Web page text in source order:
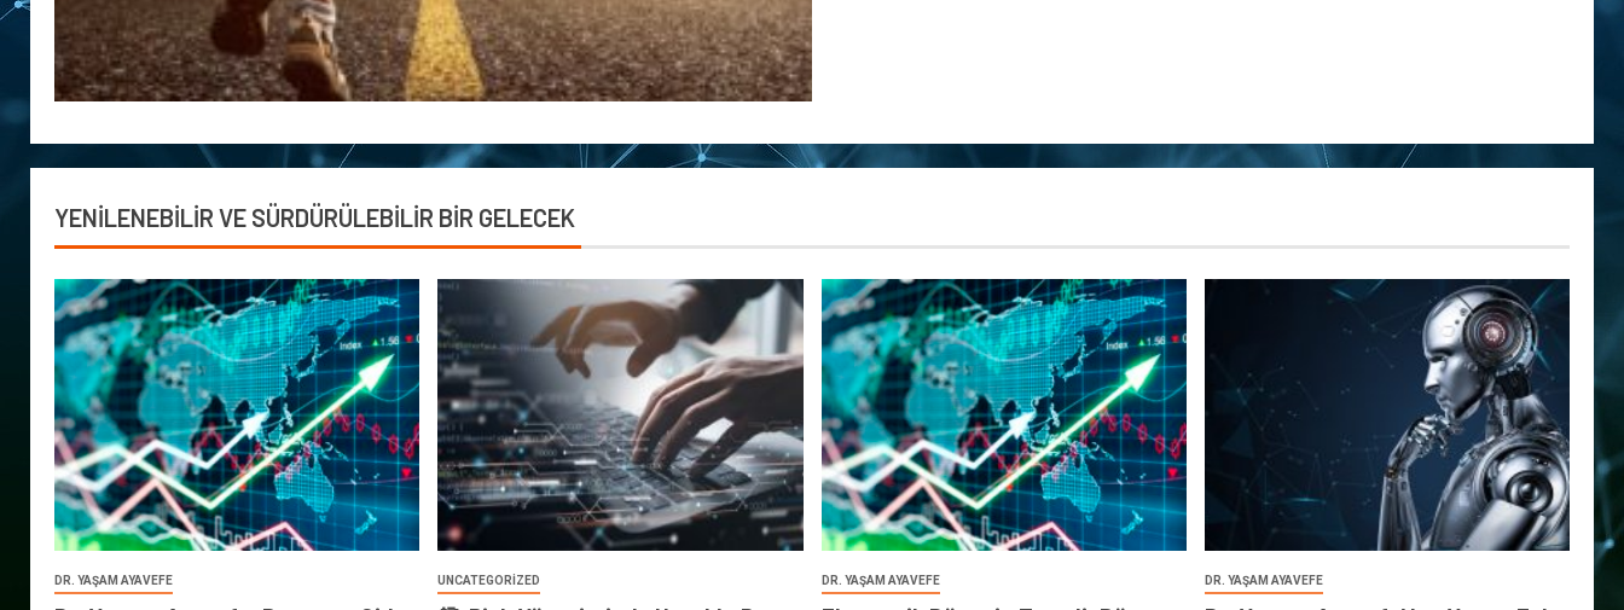
YENİLENEBİLİR VE SÜRDÜRÜLEBİLİR BİR GELECEK
DR. YAŞAM AYAVEFE UNCATEGORIZED DR. YAŞAM AYAVEFE DR. YAŞAM AYAVEFE